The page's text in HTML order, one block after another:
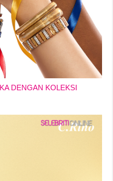
DENGAN KOLEKSI